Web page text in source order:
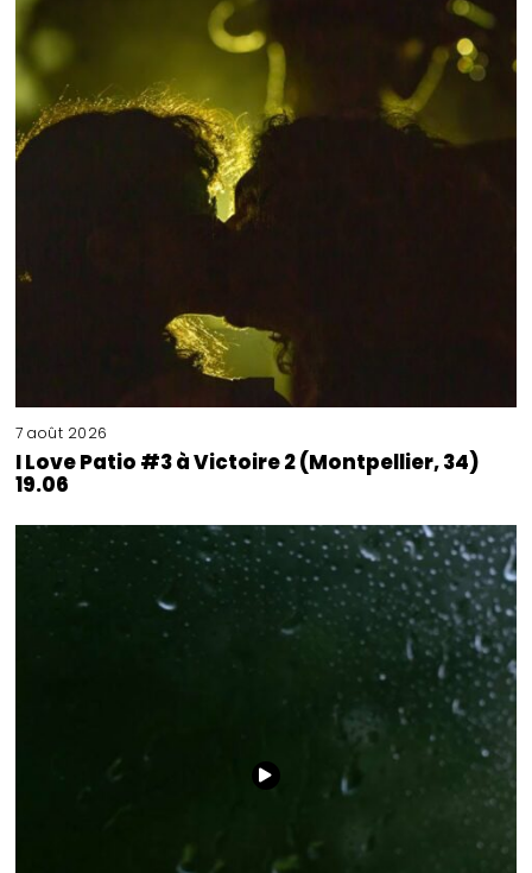
7 août 2026
I Love Patio #3 à Victoire 2 (Montpellier, 34)
19.06